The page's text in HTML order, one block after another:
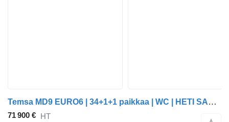
Temsa MD9 EURO6 | 34+1+1 paikkaa | WC | HETI SAATAVILLA
71 900 € HT